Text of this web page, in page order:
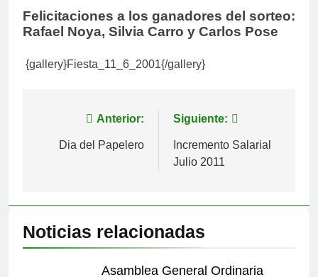
Felicitaciones a los ganadores del sorteo:
Rafael Noya, Silvia Carro y Carlos Pose
{gallery}Fiesta_11_6_2001{/gallery}
Navegación
Anterior:
Dia del Papelero
Siguiente:
Incremento Salarial
Julio 2011
Noticias relacionadas
Asamblea General Ordinaria